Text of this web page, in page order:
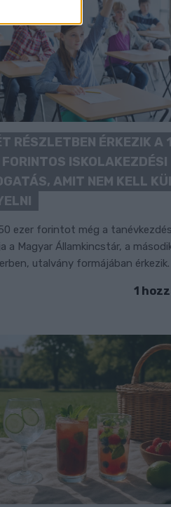
RÉSZLETBEN ÉRKEZIK A
FORINTOS ISKOLAKEZDÉSI
AMIT NEM KELL
ezer forintot még a
a Magyar Államkincstár, a
utalvány formájában érkezik.
1